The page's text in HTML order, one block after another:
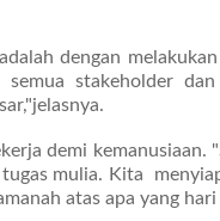
dengan
stakeholder dan
demi kemanusiaan.
mulia. Kita
atas apa yang